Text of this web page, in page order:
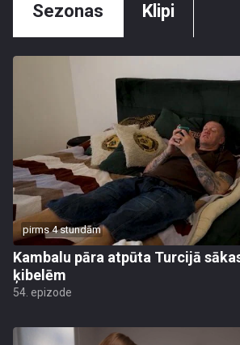
Sezonas Klipi
pirms 4 stundām
Kambalu pāra atpūta Turcijā
ķibelēm
54. epizode